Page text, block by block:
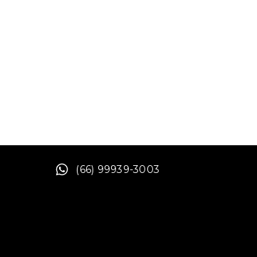
(66) 99939-3003